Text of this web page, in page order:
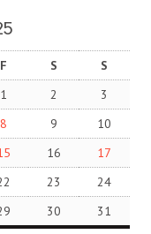
F S
S
1
2
3
8 9
10
16
17
23
24
30 31